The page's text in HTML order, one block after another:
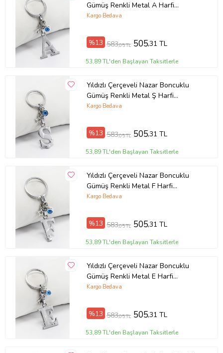
Gümüş Renkli Metal A Harfi
Anahtarlık / Hediyelik Çanta Süsü
Kargo Bedava
%13 583,05 TL 505,31 TL
53,89 TL'den Başlayan Taksitlerle
Yıldızlı Çerçeveli Nazar Boncuklu
Gümüş Renkli Metal Ş Harfi
Anahtarlık / Hediyelik Çanta Süsü
Kargo Bedava
%13 583,05 TL 505,31 TL
53,89 TL'den Başlayan Taksitlerle
Yıldızlı Çerçeveli Nazar Boncuklu
Gümüş Renkli Metal F Harfi
Anahtarlık / Hediyelik Çanta Süsü
Kargo Bedava
%13 583,05 TL 505,31 TL
53,89 TL'den Başlayan Taksitlerle
Yıldızlı Çerçeveli Nazar Boncuklu
Gümüş Renkli Metal E Harfi
Anahtarlık / Hediyelik Çanta Süsü
Kargo Bedava
%13 583,05 TL 505,31 TL
53,89 TL'den Başlayan Taksitlerle